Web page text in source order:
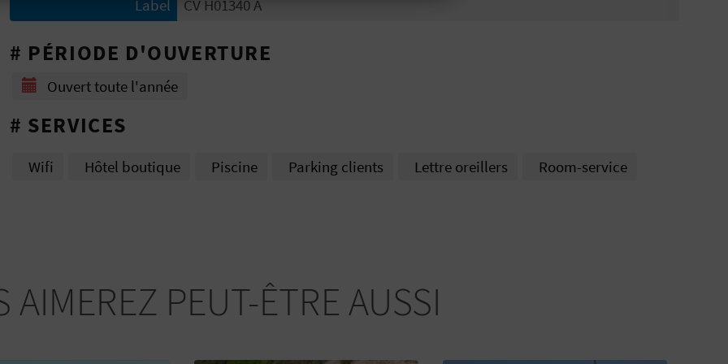
Label CV H01340 A
# PÉRIODE D'OUVERTURE
Ouvert toute l'année
# SERVICES
Wifi Hôtel boutique Piscine Parking clients Lettre oreillers Room-service
AIMEREZ PEUT-ÊTRE AUSSI